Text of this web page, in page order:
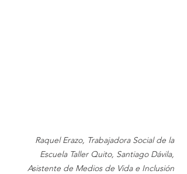
Raquel Erazo, Trabajadora Social de la
Escuela Taller Quito, Santiago Dávila,
Asistente de Medios de Vida e Inclusión